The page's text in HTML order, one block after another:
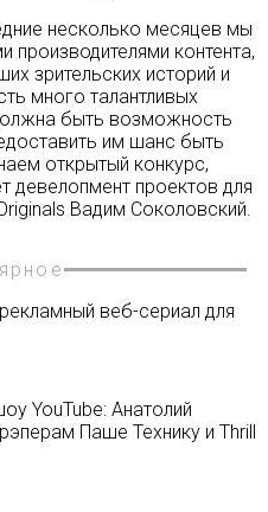
несколько месяцев мы
производителями контента,
зрительских историй и
много талантливых
быть возможность
им шанс быть
открытый конкурс,
девелопмент проектов для
Вадим Соколовский.
веб-сериал для
YouTube: Анатолий
Паше Технику и Thrill